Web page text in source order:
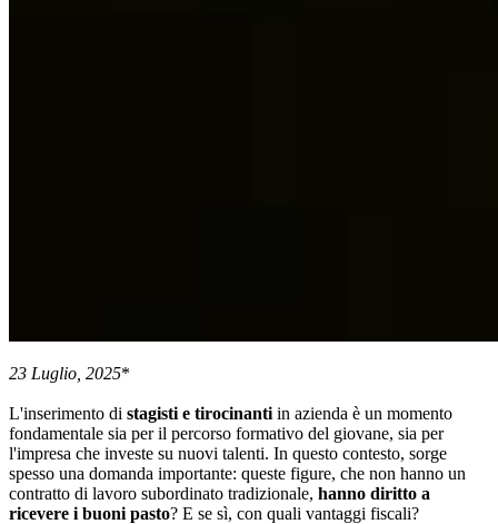
23 Luglio, 2025*
L'inserimento di stagisti e tirocinanti in azienda è un momento
fondamentale sia per il percorso formativo del giovane, sia per
l'impresa che investe su nuovi talenti. In questo contesto, sorge
spesso una domanda importante: queste figure, che non hanno un
contratto di lavoro subordinato tradizionale, hanno diritto a
ricevere i buoni pasto? E se sì, con quali vantaggi fiscali?